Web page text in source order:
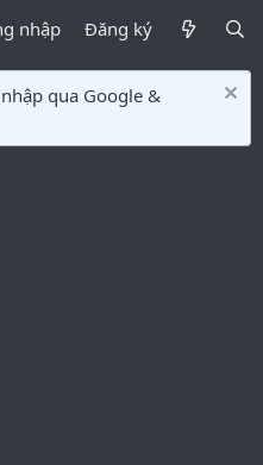
nhập Đăng ký
qua Google &